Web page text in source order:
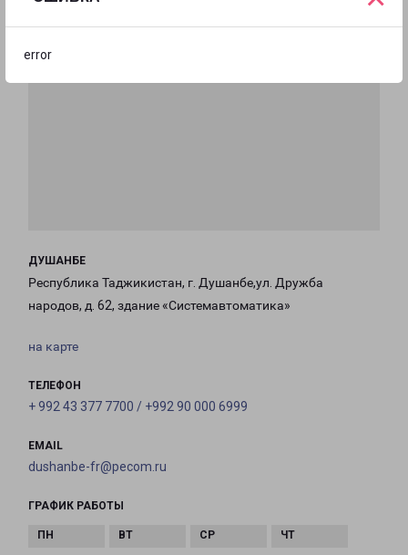
error
ДУШАНБЕ
Республика Таджикистан, г. Душанбе,ул. Дружба
народов, д. 62, здание «Системавтоматика»
на карте
ТЕЛЕФОН
+ 992 43 377 7700 / +992 90 000 6999
EMAIL
dushanbe-fr@pecom.ru
ГРАФИК РАБОТЫ